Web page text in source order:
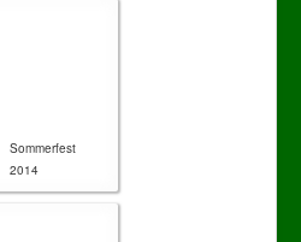
Sommerfest
2014